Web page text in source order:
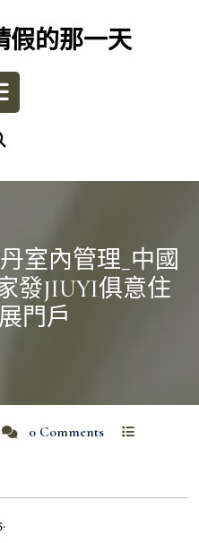
假的那一天
室內管理_中國
發JIUYI俱意住
門戶
0 Comments